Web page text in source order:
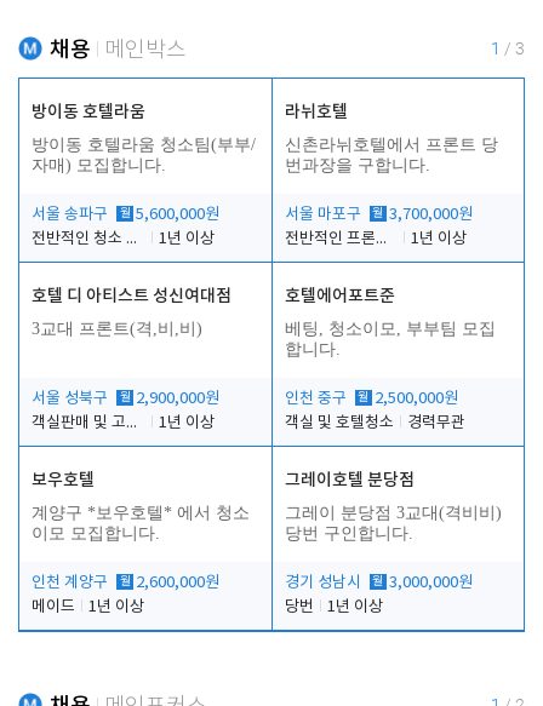
채용 메인박스 1 / 3
방이동 호텔라움
방이동 호텔라움 청소팀(부부/
자매) 모집합니다.
서울 송파구 월 5,600,000원
전반적인 청소 업무(객실청소.객실정리)
1년 이상
라뉘호텔
신촌라뉘호텔에서 프론트 당
번과장을 구합니다.
서울 마포구 월 3,700,000원
전반적인 프론트 당번업무
1년 이상
호텔 디 아티스트 성신여대점
3교대 프론트(격,비,비)
서울 성북구 월 2,900,000원
객실판매 및 고객응대
1년 이상
호텔에어포트준
베팅, 청소이모, 부부팀 모집
합니다.
인천 중구 월 2,500,000원
객실 및 호텔청소
경력무관
보우호텔
계양구 *보우호텔* 에서 청소
이모 모집합니다.
인천 계양구 월 2,600,000원
메이드
1년 이상
그레이호텔 분당점
그레이 분당점 3교대(격비비)
당번 구인합니다.
경기 성남시 월 3,000,000원
당번
1년 이상